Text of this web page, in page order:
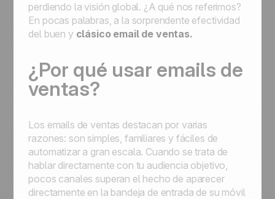
perdiendo la visión global. ¿A qué nos referimos?
En pocas palabras, a la sorprendente efectividad
del buen y clásico email de ventas.
¿Por qué usar emails de
ventas?
Los emails de ventas destacan por varias
razones: son simples, familiares y fáciles de
automatizar a gran escala. Cuando se trata de
hablar directamente con tu audiencia objetivo,
pocos canales superan el hecho de aparecer
directamente en la bandeja de entrada de su móvil